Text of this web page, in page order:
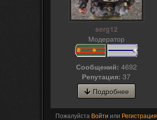
serg12
Модератор
Сообщений: 4692
Репутация: 37
Подробнее
Пожалуйста Войти или Регистрация